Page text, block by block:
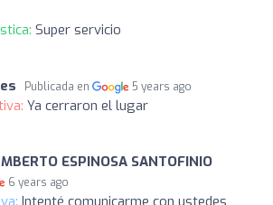
Super servicio
Publicada en 5 years ago
Ya cerraron el lugar
ESPINOSA SANTOFINIO
6 years ago
Intenté comunicarme con ustedes